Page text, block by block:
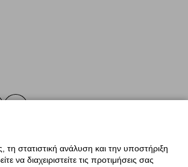
στατιστική ανάλυση και την υποστήριξη
διαχειριστείτε τις προτιμήσεις σας